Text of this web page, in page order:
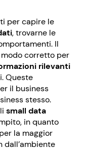
per capire le
, trovarne le
Il
corretto per
rilevanti
Queste
il business
stesso.
small data
in quanto
la maggior
dall’ambiente